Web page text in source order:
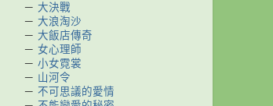
－ 大決戰
－ 大浪淘沙
－ 大飯店傳奇
－ 女心理師
－ 小女霓裳
－ 山河令
－ 不可思議的愛情